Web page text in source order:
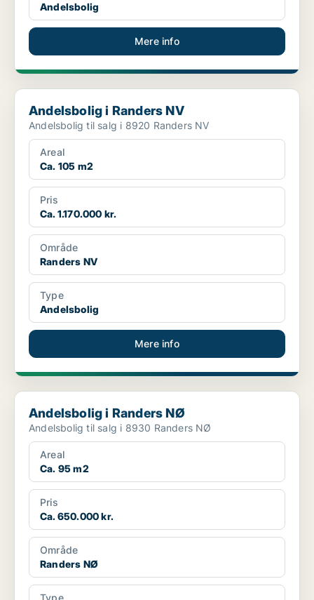
Andelsbolig
Mere info
Andelsbolig i Randers NV
Andelsbolig i Randers NV
Andelsbolig til salg i 8920 Randers NV
Areal
Ca. 105 m2
Pris
Ca. 1.170.000 kr.
Område
Randers NV
Type
Andelsbolig
Mere info
Andelsbolig i Randers NØ
Andelsbolig i Randers NØ
Andelsbolig til salg i 8930 Randers NØ
Areal
Ca. 95 m2
Pris
Ca. 650.000 kr.
Område
Randers NØ